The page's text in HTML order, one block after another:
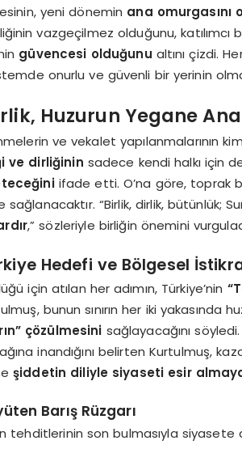
yeni dönemin ana omurgasını
vazgeçilmez olduğunu,
güvencesi olduğunu altını çizdi.
onurlu ve güvenli bir yerinin
Huzurun Yegane
ve vekalet yapılanmalarının
ve dirliğinin sadece kendi halkı için
ifade etti. O’na göre, toprak
“Birlik, dirlik, bütünlük;
,” sözleriyle birliğin önemini
Hedefi ve Bölgesel
için atılan her adımın, Türkiye’nin
bunun sınırın her iki yakasında
çözülmesini sağlayacağını
inandığını belirten Kurtulmuş,
şiddetin diliyle siyaseti esir
Barış Rüzgarı
tehditlerinin son bulmasıyla siyasete